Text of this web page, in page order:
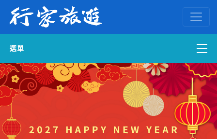
選單
國內外訂房
中南部出發